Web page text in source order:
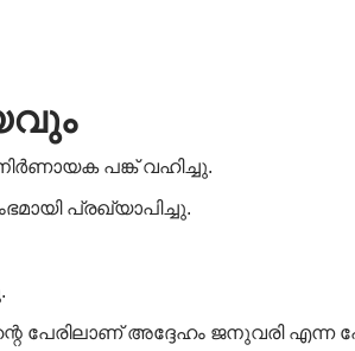
പങ്ക് വഹിച്ചു.
പ്രഖ്യാപിച്ചു.
പേരിലാണ് അദ്ദേഹം ജനുവരി എന്ന